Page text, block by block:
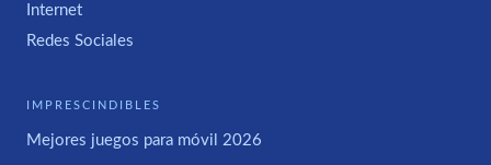
Internet
Redes Sociales
IMPRESCINDIBLES
Mejores juegos para móvil 2026